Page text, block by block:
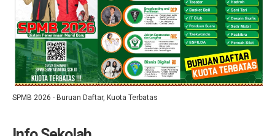
SPMB 2026 - Buruan Daftar, Kuota Terbatas